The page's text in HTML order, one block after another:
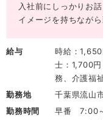
入社前にしっかりお
イメージを持ちなが
給与
時給：
士：1,700
務、介護福
勤務地
千葉県流山
勤務時間
早番 7:00